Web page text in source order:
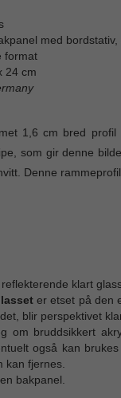
med
format
24 cm
1,6 cm bred
som gir denne
Denne
klart
er etset på den
blir perspektivet
om bruddsikkert
også kan
kan fjernes.
bakpanel.